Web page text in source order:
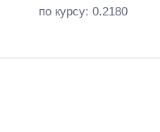
по курсу: 0.2180